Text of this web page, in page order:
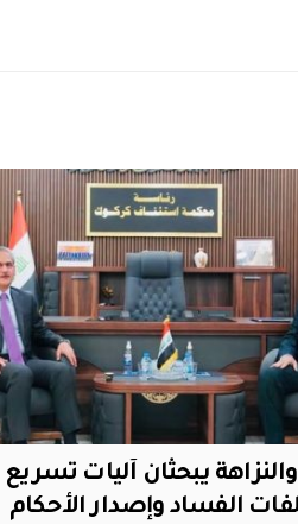
يبحثان آليات تسريع
الفساد وإصدار الأحكام